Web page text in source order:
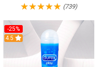
(739)
-25%
4.5